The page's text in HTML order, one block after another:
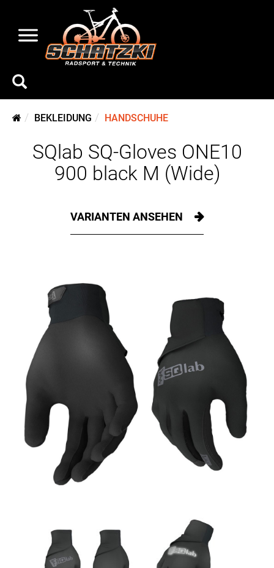
BEKLEIDUNG HANDSCHUHE
SQlab SQ-Gloves ONE10
900 black M (Wide)
VARIANTEN ANSEHEN